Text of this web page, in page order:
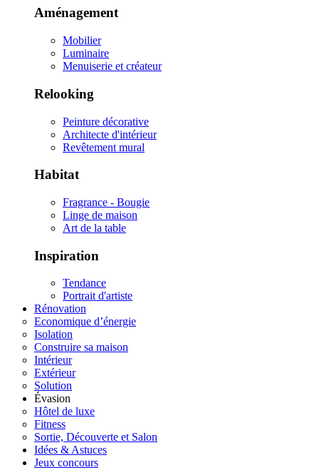
Aménagement
Mobilier
Luminaire
Menuiserie et créateur
Relooking
Peinture décorative
Architecte d'intérieur
Revêtement mural
Habitat
Fragrance - Bougie
Linge de maison
Art de la table
Inspiration
Tendance
Portrait d'artiste
Rénovation
Economique d’énergie
Isolation
Construire sa maison
Intérieur
Extérieur
Solution
Évasion
Hôtel de luxe
Fitness
Sortie, Découverte et Salon
Idées & Astuces
Jeux concours